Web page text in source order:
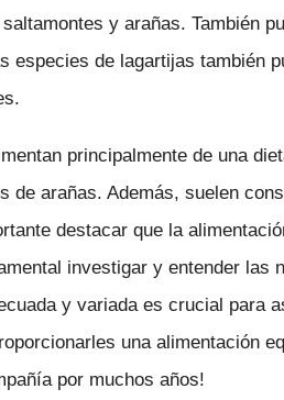
y arañas. También
especies de lagartijas también
principalmente de una
arañas. Además, suelen
destacar que la
investigar y entender las
y variada es crucial para
una alimentación
por muchos años!